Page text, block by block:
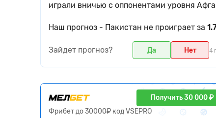
играли вничью с оппонентами уровня
Наш прогноз - Пакистан не проиграет за
Зайдет прогноз? Да Нет 4
Получить 30 000 ₽
Фрибет до 30000₽ код VSEPRO